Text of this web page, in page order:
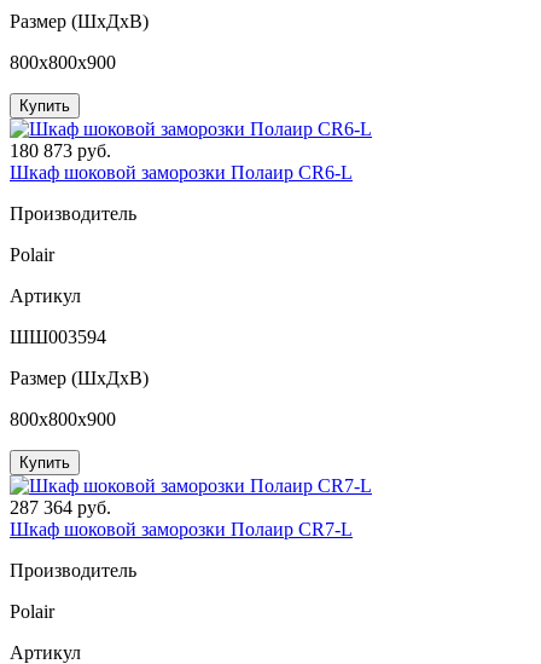
Размер (ШxДхВ)
800x800x900
Купить
180 873 руб.
Шкаф шоковой заморозки Полаир CR6-L
Производитель
Polair
Артикул
ШШ003594
Размер (ШxДхВ)
800x800x900
Купить
287 364 руб.
Шкаф шоковой заморозки Полаир CR7-L
Производитель
Polair
Артикул